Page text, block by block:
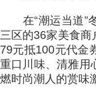
在“潮运当道”冬
三区的36家美食
79元抵100元代金
重口川味、清雅用
燃时尚潮人的赏味